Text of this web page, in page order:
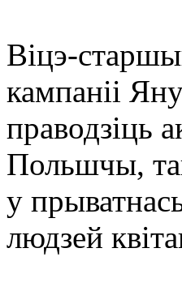
Віцэ-
кампаніі
праводзіць
Польшчы,
у
людзей